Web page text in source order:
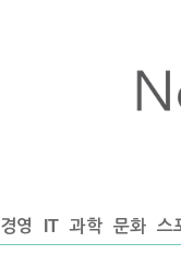
경영 IT 과학 문화 스